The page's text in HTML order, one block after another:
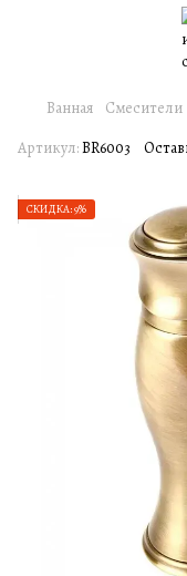
Ванная Смесители
Артикул:BR6003
СКИДКА: 9%